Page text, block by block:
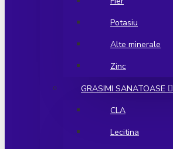
Potasiu
Alte minerale
Zinc
GRASIMI SANATOASE
CLA
Lecitina